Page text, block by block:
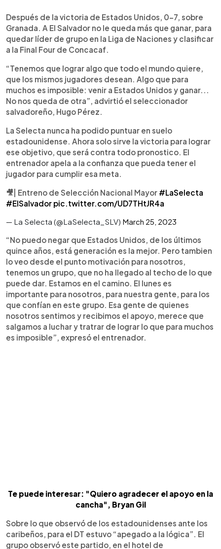
► Escuchar artículo
Después de la victoria de Estados Unidos, 0-7, sobre
Granada. A El Salvador no le queda más que ganar, para
quedar líder de grupo en la Liga de Naciones y clasificar
a la Final Four de Concacaf.
“Tenemos que lograr algo que todo el mundo quiere,
que los mismos jugadores desean. Algo que para
muchos es imposible: venir a Estados Unidos y ganar...
No nos queda de otra”, advirtió el seleccionador
salvadoreño, Hugo Pérez.
La Selecta nunca ha podido puntuar en suelo
estadounidense. Ahora solo sirve la victoria para lograr
ese objetivo, que será contra todo pronostico. El
entrenador apela a la confianza que pueda tener el
jugador para cumplir esa meta.
🎥| Entreno de Selección Nacional Mayor #LaSelecta
#ElSalvador pic.twitter.com/UD7THtJR4a
— La Selecta (@LaSelecta_SLV) March 25, 2023
“No puedo negar que Estados Unidos, de los últimos
quince años, está generación es la mejor. Pero tambien
lo veo desde el punto motivación para nosotros,
tenemos un grupo, que no ha llegado al techo de lo que
puede dar. Estamos en el camino. El lunes es
importante para nosotros, para nuestra gente, para los
que confían en este grupo. Esa gente de quienes
nosotros sentimos y recibimos el apoyo, merece que
salgamos a luchar y tratrar de lograr lo que para muchos
es imposible”, expresó el entrenador.
Te puede interesar: "Quiero agradecer el apoyo en la
cancha", Bryan Gil
Sobre lo que observó de los estadounidenses ante los
caribeños, para el DT estuvo “apegado a la lógica”. El
grupo observó este partido, en el hotel de